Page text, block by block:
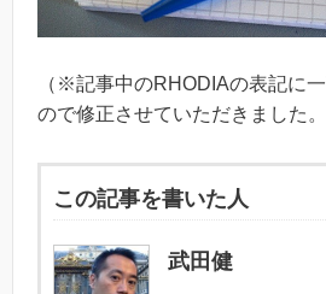
（※記事中のRHODIAの表記に
ので修正させていただきました。
この記事を書いた人
武田健